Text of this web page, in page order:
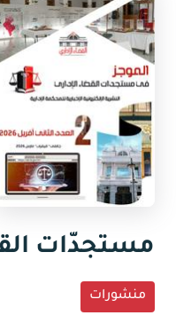
ارسال
الالكتروني
مستجدّات
منشورات